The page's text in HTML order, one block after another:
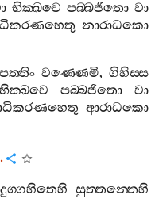
භික‍්ඛවෙ පබ‍්බජිතො වා
නාරාධකො
වණ‍්ණෙමි, ගිහිස‍්ස
භික‍්ඛවෙ පබ‍්බජිතො
වා
ආරාධකො
දුග‍්ගහිතෙහි සුත‍්තන‍්තෙහි